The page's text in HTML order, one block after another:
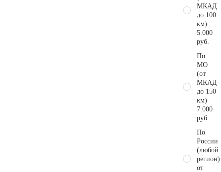
МКАД
до 100
км)
5.000
руб.
По
МО
(от
МКАД
до 150
км)
7.000
руб.
По
России
(любой
регион)
от